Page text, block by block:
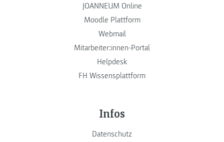
JOANNEUM Online
Moodle Plattform
Webmail
Mitarbeiter:innen-Portal
Helpdesk
FH Wissensplattform
Infos
Datenschutz